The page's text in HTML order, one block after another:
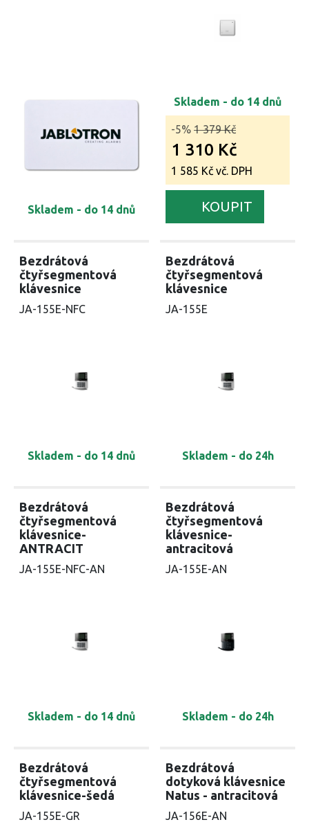
Skladem - do 14 dnů
Skladem - do 14 dnů
-5% 1 379 Kč
1 310 Kč
1 585 Kč vč. DPH
KOUPIT
Bezdrátová
čtyřsegmentová
klávesnice
JA-155E-NFC
Skladem - do 14 dnů
Bezdrátová
čtyřsegmentová
klávesnice
JA-155E
Skladem - do 24h
Bezdrátová
čtyřsegmentová
klávesnice-
ANTRACIT
JA-155E-NFC-AN
Skladem - do 14 dnů
Bezdrátová
čtyřsegmentová
klávesnice-
antracitová
JA-155E-AN
Skladem - do 24h
Bezdrátová
čtyřsegmentová
klávesnice-šedá
JA-155E-GR
Bezdrátová
dotyková klávesnice
Natus - antracitová
JA-156E-AN